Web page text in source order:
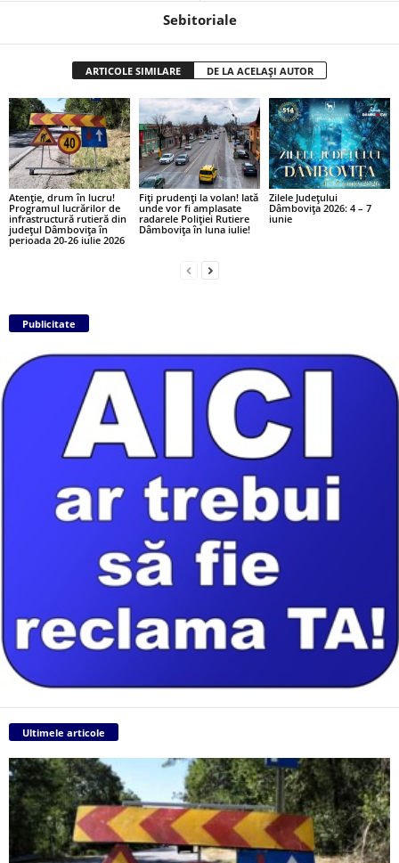
Sebitoriale
ARTICOLE SIMILARE DE LA ACELAȘI AUTOR
Atenție, drum în lucru!
Programul lucrărilor de
infrastructură rutieră din
județul Dâmbovița în
perioada 20-26 iulie 2026
Fiți prudenți la volan! Iată
unde vor fi amplasate
radarele Poliției Rutiere
Dâmbovița în luna iulie!
Zilele Județului
Dâmbovița 2026: 4 – 7
iunie
Publicitate
Ultimele articole